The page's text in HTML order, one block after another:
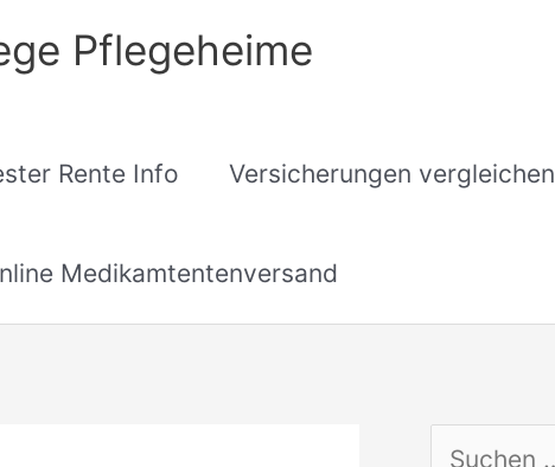
Pflegeheime
Rente Info Versicherungen vergleichen
Medikamtentenversand